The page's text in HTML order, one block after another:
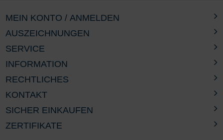
AUSZEICHNUNGEN
SERVICE
INFORMATION
RECHTLICHES
MEIN KONTO / ANMELDEN
KONTAKT
SICHER EINKAUFEN
ZERTIFIKATE